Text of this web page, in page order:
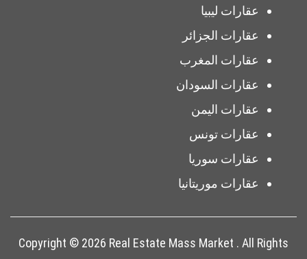
عقارات ليبيا
عقارات الجزائر
عقارات المغرب
عقارات السودان
عقارات اليمن
عقارات تونس
عقارات سوريا
عقارات موريتانيا
Copyright © 2026 Real Estate Mass Market . All Rights